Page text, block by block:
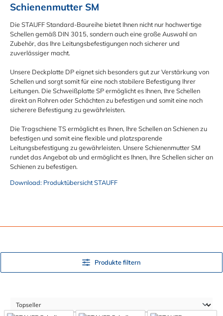
Schienenmutter SM
Die STAUFF Standard-Baureihe bietet Ihnen nicht nur hochwertige
Schellen gemäß DIN 3015, sondern auch eine große Auswahl an
Zubehör, das Ihre Leitungsbefestigungen noch sicherer und
zuverlässiger macht.
Unsere Deckplatte DP eignet sich besonders gut zur Verstärkung von
Schellen und sorgt somit für eine noch stabilere Befestigung Ihrer
Leitungen. Die Schweißplatte SP ermöglicht es Ihnen, Ihre Schellen
direkt an Rohren oder Schächten zu befestigen und somit eine noch
sicherere Befestigung zu gewährleisten.
Die Tragschiene TS ermöglicht es Ihnen, Ihre Schellen an Schienen zu
befestigen und somit eine flexible und platzsparende
Leitungsbefestigung zu gewährleisten. Unsere Schienenmutter SM
rundet das Angebot ab und ermöglicht es Ihnen, Ihre Schellen sicher an
Schienen zu befestigen.
Download: Produktübersicht STAUFF
Produkte filtern